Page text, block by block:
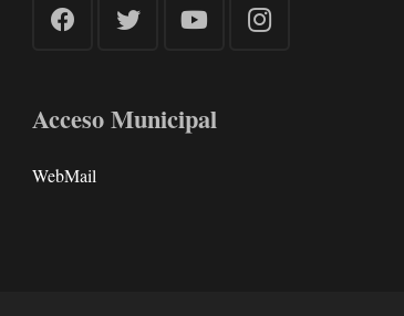
Acceso Municipal
WebMail